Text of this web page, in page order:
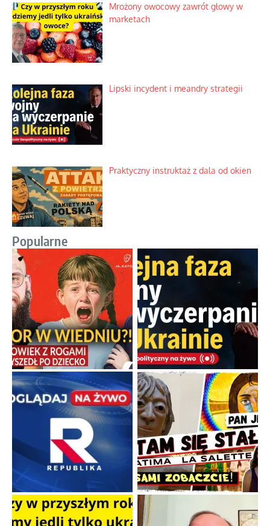
Mrożony owocowy zawrót głowy w
marketach
Lipski incydent i meandry strategii
Praktyczny instruktaż z dala od okien
Popularne